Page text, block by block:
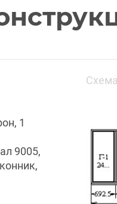
Схема
1
9005,